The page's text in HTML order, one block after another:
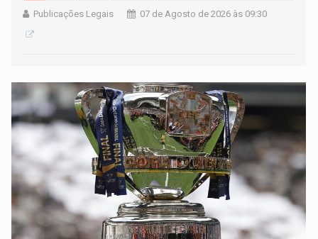
Publicações Legais 07 de Agosto de 2026 às 09:30